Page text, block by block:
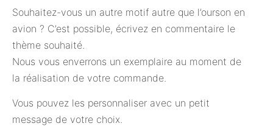
Souhaitez-vous un autre motif autre que l’ourson en
avion ? C’est possible, écrivez en commentaire le
thème souhaité.
Nous vous enverrons un exemplaire au moment de
la réalisation de votre commande.
Vous pouvez les personnaliser avec un petit
message de votre choix.